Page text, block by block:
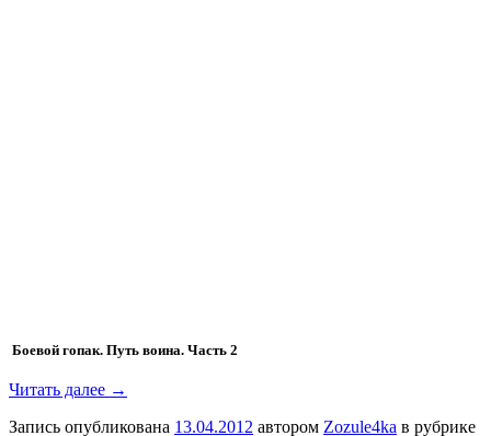
Боевой гопак. Путь воина. Часть 2
Читать далее →
Запись опубликована 13.04.2012 автором Zozule4ka в рубрике